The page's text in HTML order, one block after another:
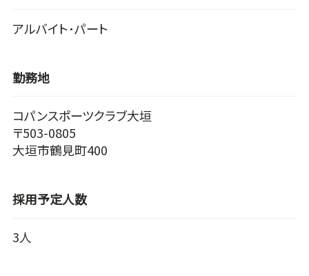
アルバイト･パート
勤務地
コパンスポーツクラブ大垣
〒503-0805
大垣市鶴見町400
採用予定人数
3人